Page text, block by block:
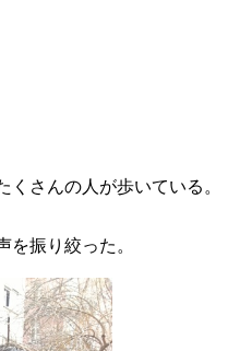
くさんの人が歩いている。
を振り絞った。